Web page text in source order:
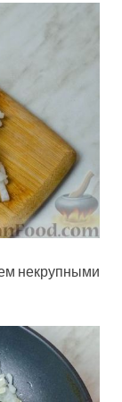
некрупными